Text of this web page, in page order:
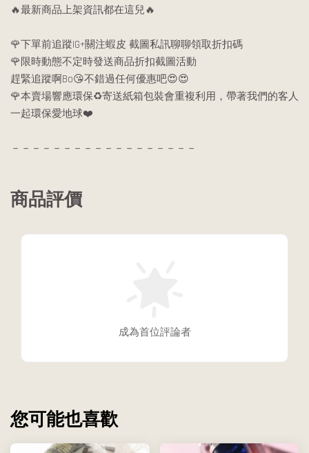
🔥最新商品上架資訊都在這兒🔥
🌹下單前追蹤IG+關注蝦皮 截圖私訊聊聊領取折扣碼
🌹限時動態不定時發送商品折扣截圖活動
趕緊追蹤啊Bo😘不錯過任何優惠吧😍😍
🌹本賣場響應環保♻️寄送紙箱包裝會重複利用，帶著我們的客人
一起環保愛地球❤️
－－－－－－－－－－－－－－－－－－
商品評價
成為首位評論者
您可能也喜歡